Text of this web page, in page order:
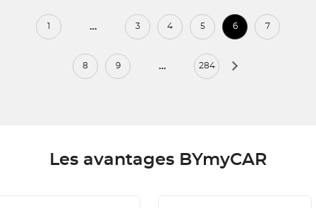
1 … 3 4 5 6 7
8 9 … 284
Les avantages BYmyCAR